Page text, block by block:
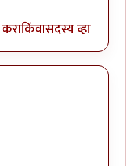
किंवासदस्य व्हा